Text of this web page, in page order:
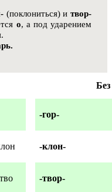
(поклониться) итвор-
о, а под ударением
-гор-
-клон-
-твор-